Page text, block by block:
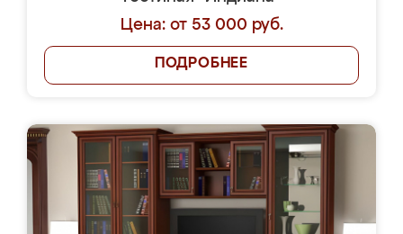
Цена: от 53 000 руб.
ПОДРОБНЕЕ